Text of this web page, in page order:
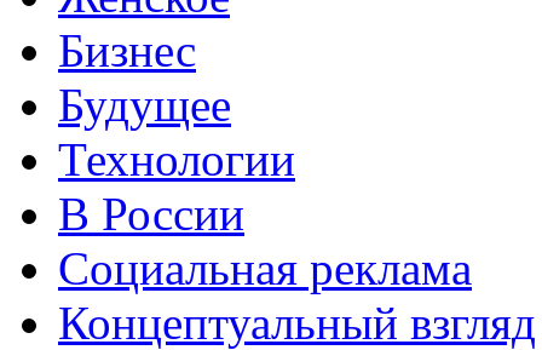
Бизнес
Будущее
Технологии
В России
Социальная реклама
Концептуальный взгляд